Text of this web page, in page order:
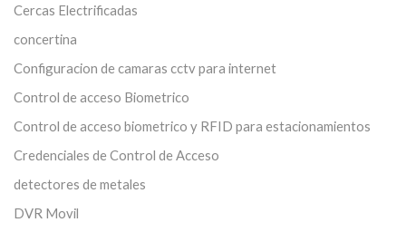
Cercas Electrificadas
concertina
Configuracion de camaras cctv para internet
Control de acceso Biometrico
Control de acceso biometrico y RFID para estacionamientos
Credenciales de Control de Acceso
detectores de metales
DVR Movil